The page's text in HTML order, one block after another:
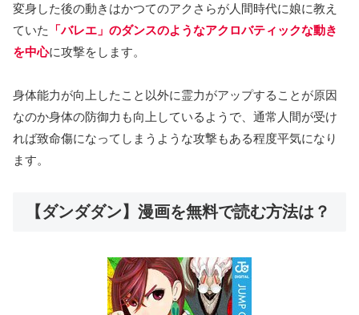
変身した後の動きはかつてのアクさらが人間時代に娘に教え
ていた
「バレエ」のダンスのようなアクロバティックな動き
を中心に攻撃をします。
身体能力が向上したこと以外に霊力がアップすることが原因
なのか身体の防御力も向上しているようで、通常人間が受け
れば致命傷になってしまうような攻撃もある程度平気になり
ます。
【ダンダダン】漫画を無料で読む方法は？